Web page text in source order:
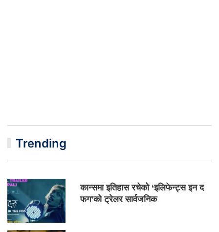
Trending
कान्समा इतिहास रचेको ‘इलिफेन्ट्स इन द
फग’को ट्रेलर सार्वजनिक